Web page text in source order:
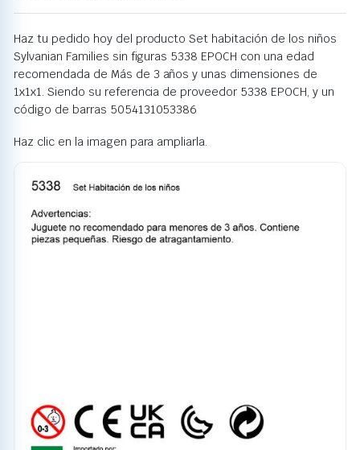
Haz tu pedido hoy del producto Set habitación de los niños
Sylvanian Families sin figuras 5338 EPOCH con una edad
recomendada de Más de 3 años y unas dimensiones de
1x1x1. Siendo su referencia de proveedor 5338 EPOCH, y un
código de barras 5054131053386
Haz clic en la imagen para ampliarla.